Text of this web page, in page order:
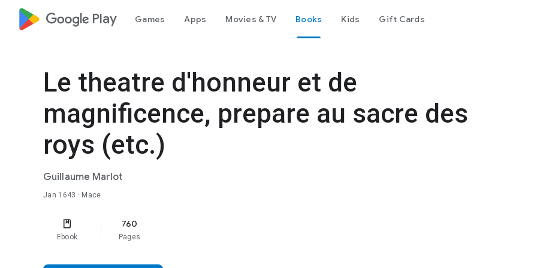
google_logo Play Games Apps Movies & TV Books Kids Gift Cards
Le theatre d'honneur et de
magnificence, prepare au sacre des
roys (etc.)
Guillaume Marlot
Jan 1643 · Mace
Ebook
760
Pages